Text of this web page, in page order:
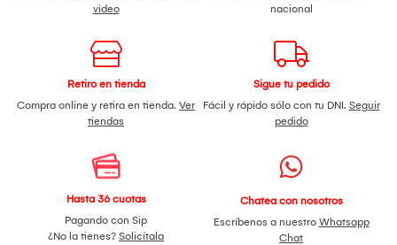
video
nacional
Retiro en tienda
Compra online y retira en tienda. Ver
tiendas
Sigue tu pedido
Fácil y rápido sólo con tu DNI. Seguir
pedido
Hasta 36 cuotas
Pagando con Sip
¿No la tienes? Solicítala
Chatea con nosotros
Escríbenos a nuestro Whatsapp
Chat